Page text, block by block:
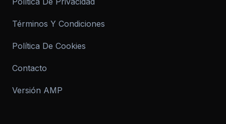
Términos Y Condiciones
Política De Cookies
Contacto
Versión AMP